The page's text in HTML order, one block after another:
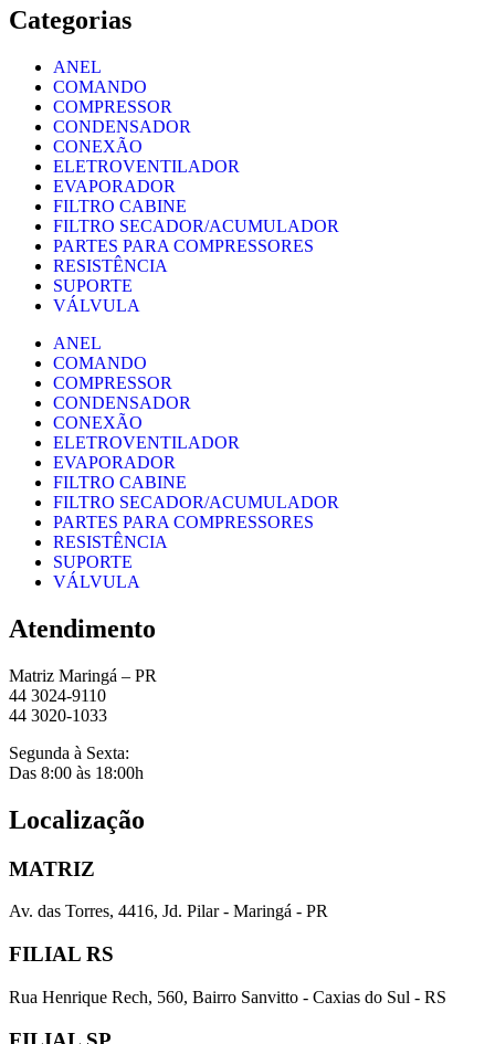
Categorias
ANEL
COMANDO
COMPRESSOR
CONDENSADOR
CONEXÃO
ELETROVENTILADOR
EVAPORADOR
FILTRO CABINE
FILTRO SECADOR/ACUMULADOR
PARTES PARA COMPRESSORES
RESISTÊNCIA
SUPORTE
VÁLVULA
ANEL
COMANDO
COMPRESSOR
CONDENSADOR
CONEXÃO
ELETROVENTILADOR
EVAPORADOR
FILTRO CABINE
FILTRO SECADOR/ACUMULADOR
PARTES PARA COMPRESSORES
RESISTÊNCIA
SUPORTE
VÁLVULA
Atendimento
Matriz Maringá – PR
44 3024-9110
44 3020-1033
Segunda à Sexta:
Das 8:00 às 18:00h
Localização
MATRIZ
Av. das Torres, 4416, Jd. Pilar - Maringá - PR
FILIAL RS
Rua Henrique Rech, 560, Bairro Sanvitto - Caxias do Sul - RS